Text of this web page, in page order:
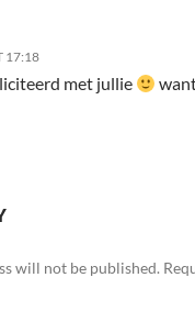
17:18
met jullie
will not be published.